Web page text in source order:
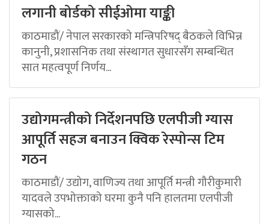
लगानी बोर्डको सीईओमा याङ्की
काठमाडौं/ नेपाल सरकारको मन्त्रिपरिषद् बैठकले विभिन्न
कानुनी, प्रशासनिक तथा संस्थागत सुधारसँग सम्बन्धित
सात महत्वपूर्ण निर्णय...
उद्योगमन्त्रीको निर्देशनपछि एलपीजी ग्यास
आपूर्ति सहज बनाउन क्विक रेस्पोन्स टिम
गठन
काठमाडौं/ उद्योग, वाणिज्य तथा आपूर्ति मन्त्री गौरीकुमारी
यादवले उपभोक्ताको घरमा कुनै पनि हालतमा एलपीजी
ग्यासको...